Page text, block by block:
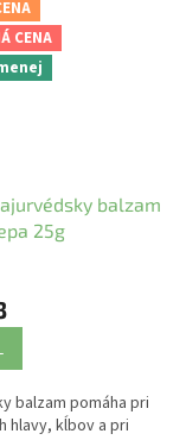
CENA
balzam
25g
balzam pomáha pri
hlavy, kĺbov a pri